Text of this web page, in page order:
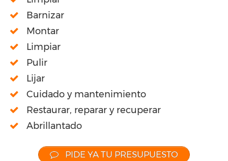
Barnizar
Montar
Limpiar
Pulir
Lijar
Cuidado y mantenimiento
Restaurar, reparar y recuperar
Abrillantado
PIDE YA TU PRESUPUESTO